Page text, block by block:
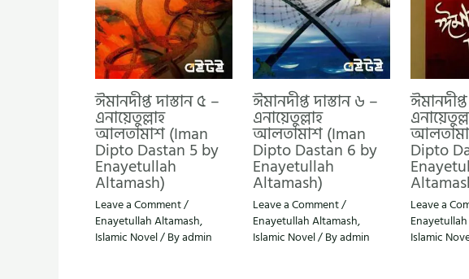
ঈমানদীপ্ত দাস্তান ৫ –
এনায়েতুল্লাহ
আলতামাশ (Iman
Dipto Dastan 5 by
Enayetullah
Altamash)
Leave a Comment/
Enayetullah Altamash,
Islamic Novel/ Byadmin
ঈমানদীপ্ত দাস্তান ৬ –
এনায়েতুল্লাহ
আলতামাশ (Iman
Dipto Dastan 6 by
Enayetullah
Altamash)
Leave a Comment/
Enayetullah Altamash,
Islamic Novel/ Byadmin
Dipto
Leave a
Islamic